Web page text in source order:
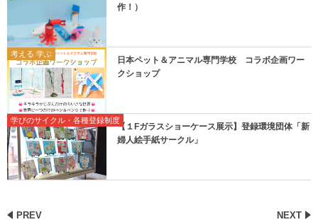
作！）
考える 学ぶ
日本ペット＆アニマル専門学校 コラボ企画ワー
クショップ
学びのサイクル・各種登録制度
【１Fガラスショーケース展示】登録環境団体「新
婦人絵手紙サークル」
PREV NEXT